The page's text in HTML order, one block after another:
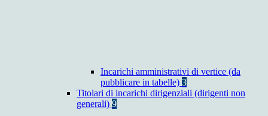
Incarichi amministrativi di vertice (da
pubblicare in tabelle) 3
Titolari di incarichi dirigenziali (dirigenti non
generali) 9